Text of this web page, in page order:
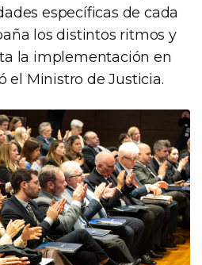
específicas de cada
los distintos ritmos y
la implementación en
el Ministro de Justicia.